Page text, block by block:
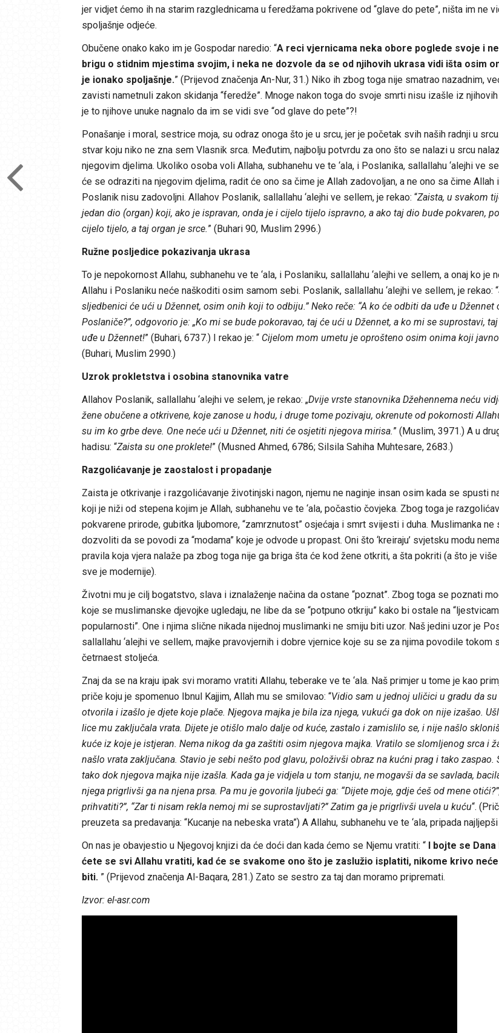
jer vidjet ćemo ih na starim razglednicama u feredžama pokrivene od “glave do pete”, ništa im ne
spoljašnje odjeće.
Obučene onako kako im je Gospodar naredio: “A reci vjernicama neka obore poglede svoje i
brigu o stidnim mjestima svojim, i neka ne dozvole da se od njihovih ukrasa vidi išta osim
je ionako spoljašnje.” (Prijevod značenja An-Nur, 31.) Niko ih zbog toga nije smatrao nazadnim,
zavisti nametnuli zakon skidanja “feredže”. Mnoge nakon toga do svoje smrti nisu izašle iz njihovih
je to njihove unuke nagnalo da im se vidi sve “od glave do pete”?!
Ponašanje i moral, sestrice moja, su odraz onoga što je u srcu, jer je početak svih naših radnji u
stvar koju niko ne zna sem Vlasnik srca. Međutim, najbolju potvrdu za ono što se nalazi u srcu
njegovim djelima. Ukoliko osoba voli Allaha, subhanehu ve te ‘ala, i Poslanika, sallallahu ‘alejhi ve
će se odraziti na njegovim djelima, radit će ono sa čime je Allah zadovoljan, a ne ono sa čime Allah
Poslanik nisu zadovoljni. Allahov Poslanik, sallallahu ‘alejhi ve sellem, je rekao: “Zaista, u svakom
jedan dio (organ) koji, ako je ispravan, onda je i cijelo tijelo ispravno, a ako taj dio bude pokvaren,
cijelo tijelo, a taj organ je srce.” (Buhari 90, Muslim 2996.)
Ružne posljedice pokazivanja ukrasa
To je nepokornost Allahu, subhanehu ve te ‘ala, i Poslaniku, sallallahu ‘alejhi ve sellem, a onaj ko je
Allahu i Poslaniku neće naškoditi osim samom sebi. Poslanik, sallallahu ‘alejhi ve sellem, je rekao: “
sljedbenici će ući u Džennet, osim onih koji to odbiju.” Neko reče: “A ko će odbiti da uđe u Džennet
Poslaniče?”, odgovorio je: „Ko mi se bude pokoravao, taj će ući u Džennet, a ko mi se suprostavi,
uđe u Džennet!” (Buhari, 6737.) I rekao je: “Cijelom mom umetu je oprošteno osim onima koji
(Buhari, Muslim 2990.)
Uzrok prokletstva i osobina stanovnika vatre
Allahov Poslanik, sallallahu ‘alejhi ve selem, je rekao: „Dvije vrste stanovnika Džehennema neću
žene obučene a otkrivene, koje zanose u hodu, i druge tome pozivaju, okrenute od pokornosti
su im ko grbe deve. One neće ući u Džennet, niti će osjetiti njegova mirisa.” (Muslim, 3971.) A u
hadisu: “Zaista su one proklete!” (Musned Ahmed, 6786; Silsila Sahiha Muhtesare, 2683.)
Razgolićavanje je zaostalost i propadanje
Zaista je otkrivanje i razgolićavanje životinjski nagon, njemu ne naginje insan osim kada se spusti
koji je niži od stepena kojim je Allah, subhanehu ve te ‘ala, počastio čovjeka. Zbog toga je
pokvarene prirode, gubitka ljubomore, “zamrznutost” osjećaja i smrt svijesti i duha. Muslimanka ne
dozvoliti da se povodi za “modama” koje je odvode u propast. Oni što ‘kreiraju’ svjetsku modu
pravila koja vjera nalaže pa zbog toga nije ga briga šta će kod žene otkriti, a šta pokriti (a što je
sve je modernije).
Životni mu je cilj bogatstvo, slava i iznalaženje načina da ostane “poznat”. Zbog toga se poznati
koje se muslimanske djevojke ugledaju, ne libe da se “potpuno otkriju” kako bi ostale na
popularnosti”. One i njima slične nikada nijednoj muslimanki ne smiju biti uzor. Naš jedini uzor je
sallallahu ‘alejhi ve sellem, majke pravovjernih i dobre vjernice koje su se za njima povodile tokom
četrnaest stoljeća.
Znaj da se na kraju ipak svi moramo vratiti Allahu, teberake ve te ‘ala. Naš primjer u tome je kao
priče koju je spomenuo Ibnul Kajjim, Allah mu se smilovao: “Vidio sam u jednoj uličici u gradu da su
otvorila i izašlo je djete koje plače. Njegova majka je bila iza njega, vukući ga dok on nije izašao.
lice mu zaključala vrata. Dijete je otišlo malo dalje od kuće, zastalo i zamislilo se, i nije našlo
kuće iz koje je istjeran. Nema nikog da ga zaštiti osim njegova majka. Vratilo se slomljenog srca i
našlo vrata zaključana. Stavio je sebi nešto pod glavu, položivši obraz na kućni prag i tako zaspao.
tako dok njegova majka nije izašla. Kada ga je vidjela u tom stanju, ne mogavši da se savlada,
njega prigrlivši ga na njena prsa. Pa mu je govorila ljubeći ga: “Dijete moje, gdje ćeš od mene
prihvatiti?”, “Zar ti nisam rekla nemoj mi se suprostavljati?” Zatim ga je prigrlivši uvela u kuću“.
preuzeta sa predavanja: “Kucanje na nebeska vrata”) A Allahu, subhanehu ve te ‘ala, pripada
On nas je obavjestio u Njegovoj knjizi da će doći dan kada ćemo se Njemu vratiti: “I bojte se Dana
ćete se svi Allahu vratiti, kad će se svakome ono što je zaslužio isplatiti, nikome krivo
biti.” (Prijevod značenja Al-Baqara, 281.) Zato se sestro za taj dan moramo pripremati.
Izvor: el-asr.com